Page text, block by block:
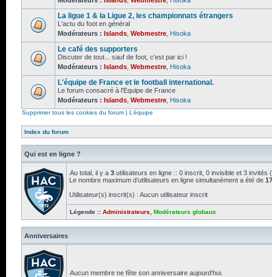
La ligue 1 & la Ligue 2, les championnats étrangers
L'actu du foot en général
Modérateurs : Islands Webmestre Hisoka
Le café des supporters
Discuter de tout... sauf de foot, c'est par ici !
Modérateurs : Islands Webmestre Hisoka
L'équipe de France et le football international.
Le forum consacré à l'Equipe de France
Modérateurs : Islands Webmestre Hisoka
Supprimer tous les cookies du forum | L’équipe
Index du forum
Qui est en ligne ?
Au total, il y a 3 utilisateurs en ligne :: 0 inscrit, 0 invisible et 3
Le nombre maximum d’utilisateurs en ligne simultanément a été de
Utilisateur(s) inscrit(s) : Aucun utilisateur inscrit
Légende :: Administrateurs Modérateurs globaux
Anniversaires
Aucun membre ne fête son anniversaire aujourd’hui.